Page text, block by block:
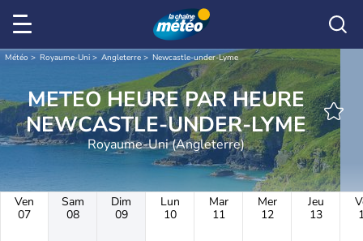
Météo Royaume-Uni Angleterre Newcastle-under-Lyme
METEO HEURE PAR HEURE
NEWCASTLE-UNDER-LYME
Royaume-Uni (Angleterre)
Ven
07
Sam
08
Dim
09
Lun
10
Mar
11
Mer
12
Jeu
13